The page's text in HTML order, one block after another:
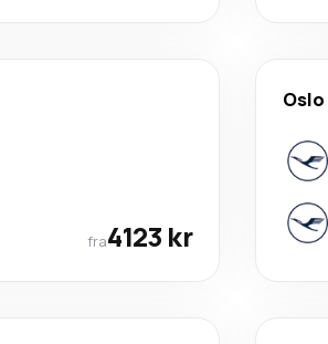
fra4123 kr
Oslo